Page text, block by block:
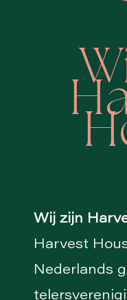
Wij zijn
Harvest
Nederlands